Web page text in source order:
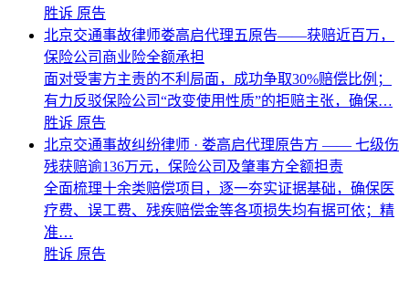
胜诉 原告
北京交通事故律师娄高启代理五原告——获赔近百万，
保险公司商业险全额承担
面对受害方主责的不利局面，成功争取30%赔偿比例；
有力反驳保险公司“改变使用性质”的拒赔主张，确保…
胜诉 原告
北京交通事故纠纷律师 · 娄高启代理原告方 —— 七级伤
残获赔逾136万元，保险公司及肇事方全额担责
全面梳理十余类赔偿项目，逐一夯实证据基础，确保医
疗费、误工费、残疾赔偿金等各项损失均有据可依；精
准…
胜诉 原告